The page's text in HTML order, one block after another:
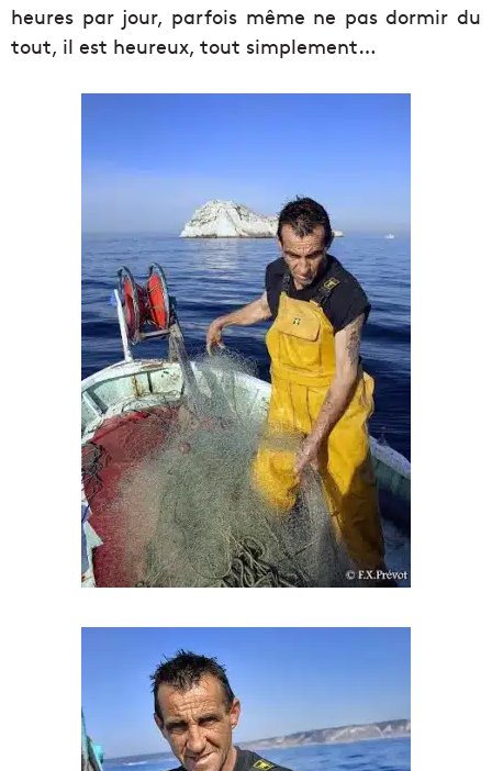
heures par jour, parfois même ne pas dormir du
tout, il est heureux, tout simplement…